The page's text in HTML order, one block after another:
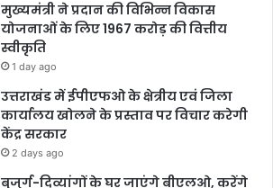
मुख्यमंत्री ने प्रदान की विभिन्न विकास
योजनाओं के लिए 1967 करोड़ की वित्तीय
स्वीकृति
1 day ago
उत्तराखंड में ईपीएफओ के क्षेत्रीय एवं जिला
कार्यालय खोलने के प्रस्ताव पर विचार करेगी
केंद्र सरकार
2 days ago
बुजुर्ग-दिव्यांगों के घर जाएंगे बीएलओ, करेंगे